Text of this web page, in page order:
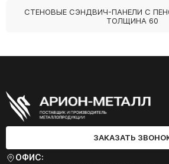
СТЕНОВЫЕ СЭНДВИЧ-ПАНЕЛИ С
ТОЛЩИНА 60
ЗАКАЗАТЬ
ОФИС: